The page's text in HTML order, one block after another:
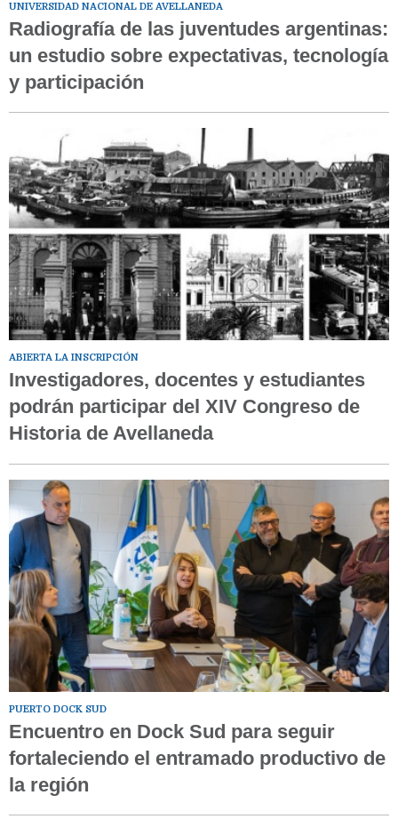
UNIVERSIDAD NACIONAL DE AVELLANEDA
Radiografía de las juventudes argentinas:
un estudio sobre expectativas, tecnología
y participación
ABIERTA LA INSCRIPCIÓN
Investigadores, docentes y estudiantes
podrán participar del XIV Congreso de
Historia de Avellaneda
PUERTO DOCK SUD
Encuentro en Dock Sud para seguir
fortaleciendo el entramado productivo de
la región